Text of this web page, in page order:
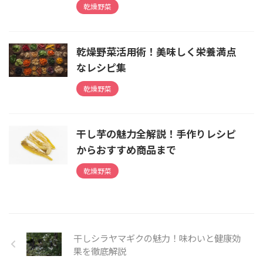
乾燥野菜
乾燥野菜活用術！美味しく栄養満点
なレシピ集
乾燥野菜
干し芋の魅力全解説！手作りレシピ
からおすすめ商品まで
乾燥野菜
干しシラヤマギクの魅力！味わいと健康効
果を徹底解説